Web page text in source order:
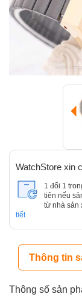
WatchStore xin
1 đổi 1
tiên nếu
từ nhà sản
tiết
Thông tin
Thông số sản